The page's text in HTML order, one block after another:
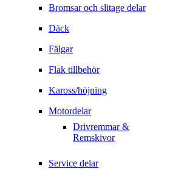
Bromsar och slitage delar
Däck
Fälgar
Flak tillbehör
Kaross/höjning
Motordelar
Drivremmar &
Remskivor
Service delar